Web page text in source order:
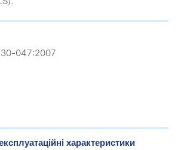
047:2007
характеристики